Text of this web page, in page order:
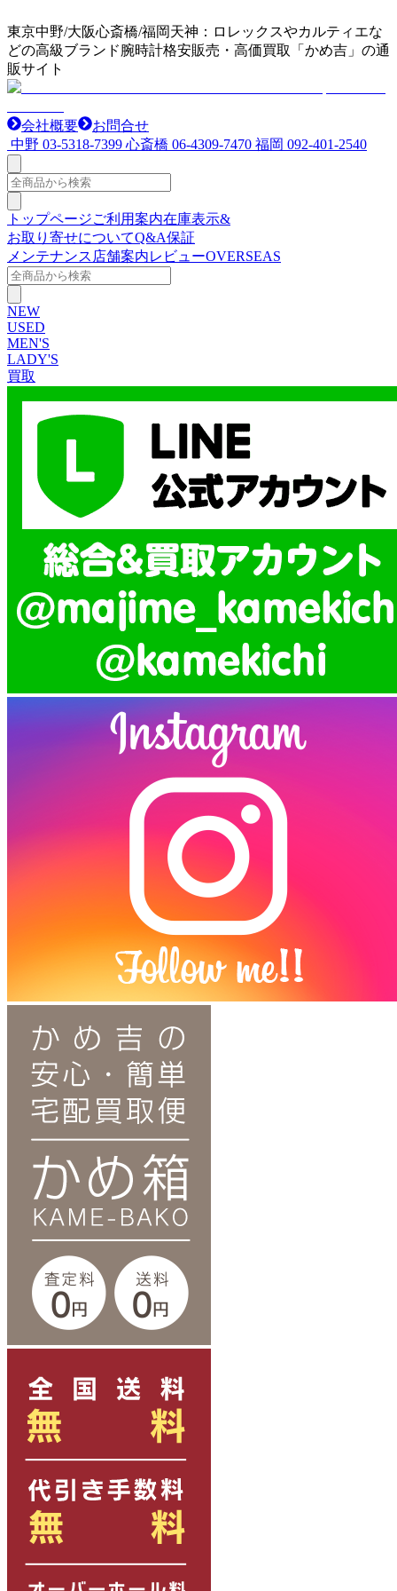
東京中野/大阪心斎橋/福岡天神：ロレックスやカルティエな
どの高級ブランド腕時計格安販売・高価買取「かめ吉」の通
販サイト
会社概要
お問合せ
中野 03-5318-7399 心斎橋 06-4309-7470 福岡 092-401-2540
トップページご利用案内在庫表示&
お取り寄せについてQ&A保証
メンテナンス 店舗案内レビューOVERSEAS
NEW
USED
MEN'S
LADY'S
買取